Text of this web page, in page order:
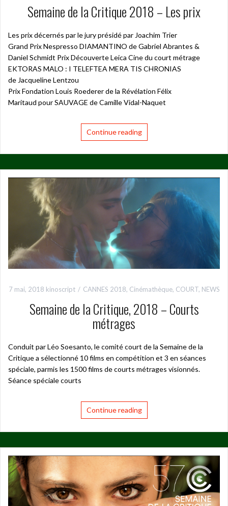
Semaine de la Critique 2018 – Les prix
Les prix décernés par le jury présidé par Joachim Trier
Grand Prix Nespresso DIAMANTINO de Gabriel Abrantes &
Daniel Schmidt Prix Découverte Leica Cine du court métrage
EKTORAS MALO : I TELEFTEA MERA TIS CHRONIAS
de Jacqueline Lentzou
Prix Fondation Louis Roederer de la Révélation Félix
Maritaud pour SAUVAGE de Camille Vidal-Naquet
Continue reading
7 mai, 2018 kinoscript CANNES 2018, Cinémathèque, COURT, NEWS
Semaine de la Critique, 2018 – Courts
métrages
Conduit par Léo Soesanto, le comité court de la Semaine de la
Critique a sélectionné 10 films en compétition et 3 en séances
spéciale, parmis les 1500 films de courts métrages visionnés.
Séance spéciale courts
Continue reading